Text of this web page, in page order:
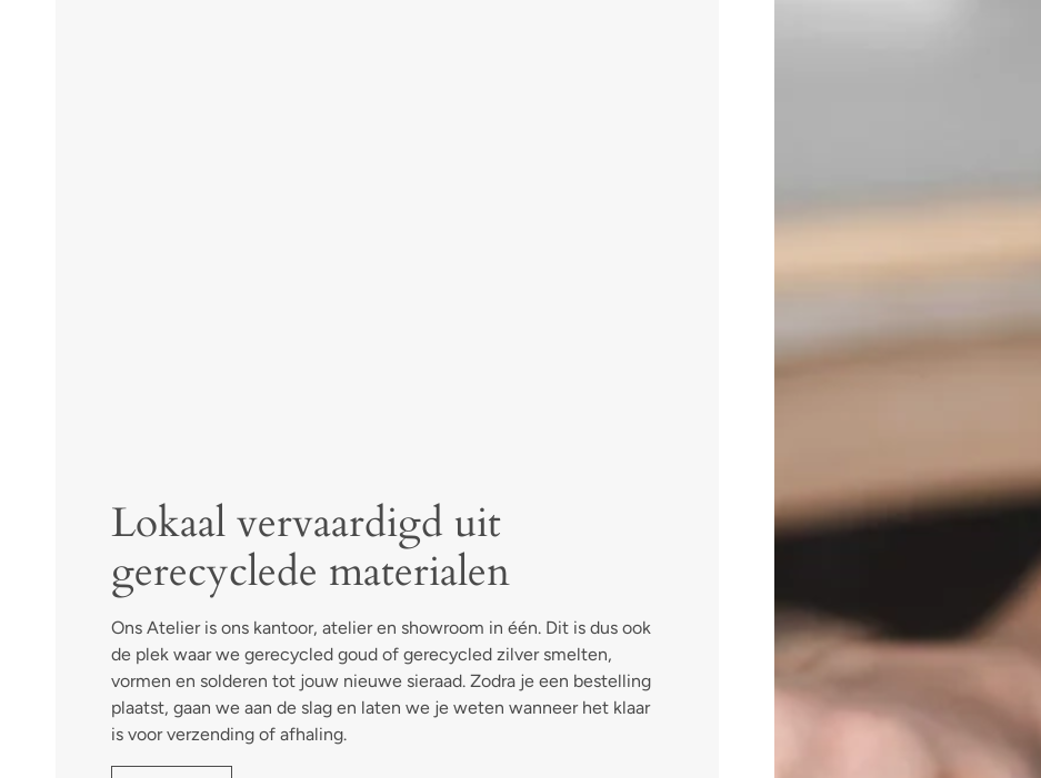
Lokaal vervaardigd uit
gerecyclede materialen
Ons Atelier is ons kantoor, atelier en showroom in één. Dit is dus ook
de plek waar we gerecycled goud of gerecycled zilver smelten,
vormen en solderen tot jouw nieuwe sieraad. Zodra je een bestelling
plaatst, gaan we aan de slag en laten we je weten wanneer het klaar
is voor verzending of afhaling.